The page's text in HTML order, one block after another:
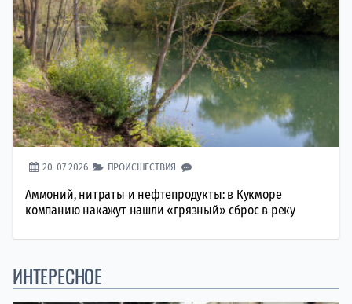
20-07-2026 ПРОИСШЕСТВИЯ
Аммоний, нитраты и нефтепродукты: в Кукморе
компанию накажут нашли «грязный» сброс в реку
ИНТЕРЕСНОЕ